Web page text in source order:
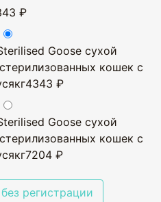
₽
Goose сухой
кошек с
4343 ₽
Goose сухой
кошек с
7204 ₽
регистрации